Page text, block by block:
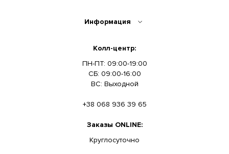
Информация
Колл-центр:
ПН-ПТ: 09:00-19:00
СБ: 09:00-16:00
ВС: Выходной
+38 068 936 39 65
Заказы ONLINE:
Круглосуточно